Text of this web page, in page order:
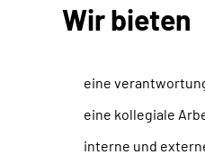
Wir bieten
eine
eine kollegiale
interne und